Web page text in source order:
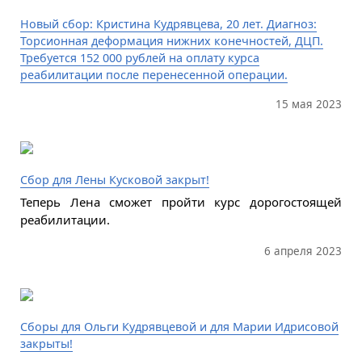
Новый сбор: Кристина Кудрявцева, 20 лет. Диагноз:
Торсионная деформация нижних конечностей, ДЦП.
Требуется 152 000 рублей на оплату курса
реабилитации после перенесенной операции.
15 мая 2023
Сбор для Лены Кусковой закрыт!
Теперь Лена сможет пройти курс дорогостоящей
реабилитации.
6 апреля 2023
Сборы для Ольги Кудрявцевой и для Марии Идрисовой
закрыты!